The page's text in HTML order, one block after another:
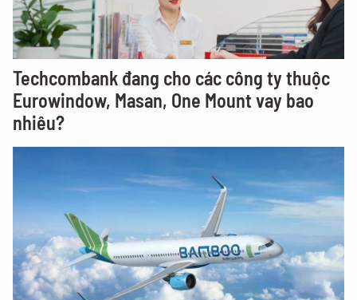
Techcombank đang cho các công ty thuộc
Eurowindow, Masan, One Mount vay bao
nhiêu?